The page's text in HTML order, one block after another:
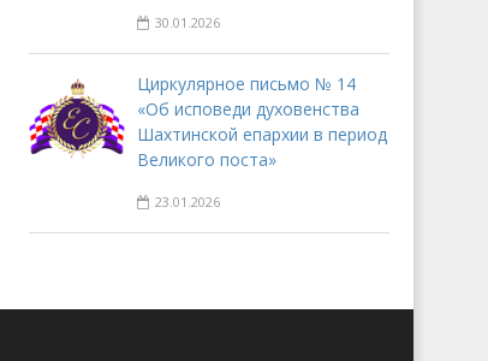
30.01.2026
Циркулярное письмо № 14
«Об исповеди духовенства
Шахтинской епархии в период
Великого поста»
23.01.2026